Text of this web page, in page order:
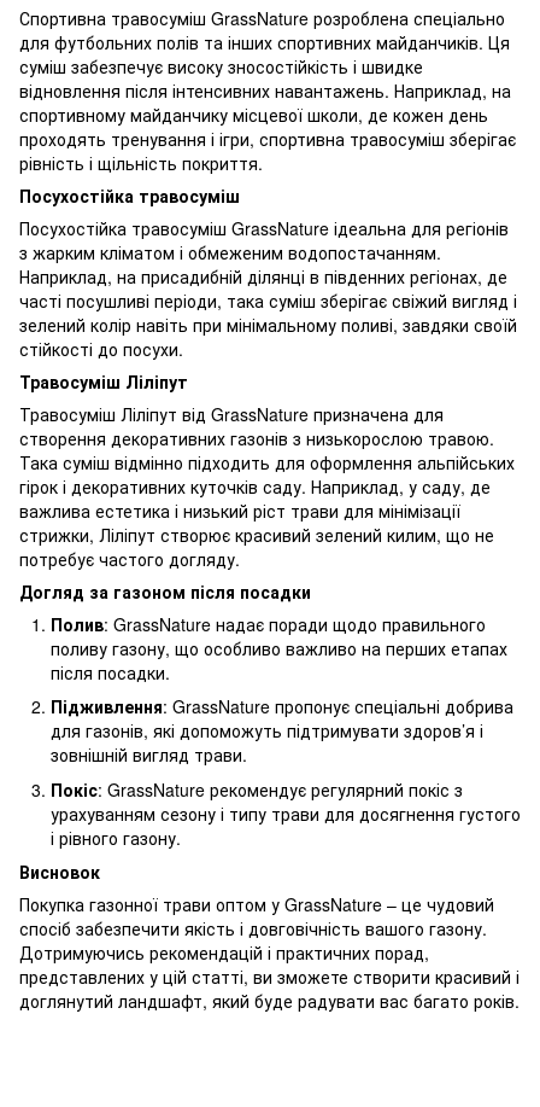
Спортивна травосуміш GrassNature розроблена спеціально
для футбольних полів та інших спортивних майданчиків. Ця
суміш забезпечує високу зносостійкість і швидке
відновлення після інтенсивних навантажень. Наприклад, на
спортивному майданчику місцевої школи, де кожен день
проходять тренування і ігри, спортивна травосуміш зберігає
рівність і щільність покриття.
Посухостійка травосуміш
Посухостійка травосуміш GrassNature ідеальна для регіонів
з жарким кліматом і обмеженим водопостачанням.
Наприклад, на присадибній ділянці в південних регіонах, де
часті посушливі періоди, така суміш зберігає свіжий вигляд і
зелений колір навіть при мінімальному поливі, завдяки своїй
стійкості до посухи.
Травосуміш Ліліпут
Травосуміш Ліліпут від GrassNature призначена для
створення декоративних газонів з низькорослою травою.
Така суміш відмінно підходить для оформлення альпійських
гірок і декоративних куточків саду. Наприклад, у саду, де
важлива естетика і низький ріст трави для мінімізації
стрижки, Ліліпут створює красивий зелений килим, що не
потребує частого догляду.
Догляд за газоном після посадки
Полив: GrassNature надає поради щодо правильного
поливу газону, що особливо важливо на перших етапах
після посадки.
Підживлення: GrassNature пропонує спеціальні добрива
для газонів, які допоможуть підтримувати здоров’я і
зовнішній вигляд трави.
Покіс: GrassNature рекомендує регулярний покіс з
урахуванням сезону і типу трави для досягнення густого
і рівного газону.
Висновок
Покупка газонної трави оптом у GrassNature – це чудовий
спосіб забезпечити якість і довговічність вашого газону.
Дотримуючись рекомендацій і практичних порад,
представлених у цій статті, ви зможете створити красивий і
доглянутий ландшафт, який буде радувати вас багато років.